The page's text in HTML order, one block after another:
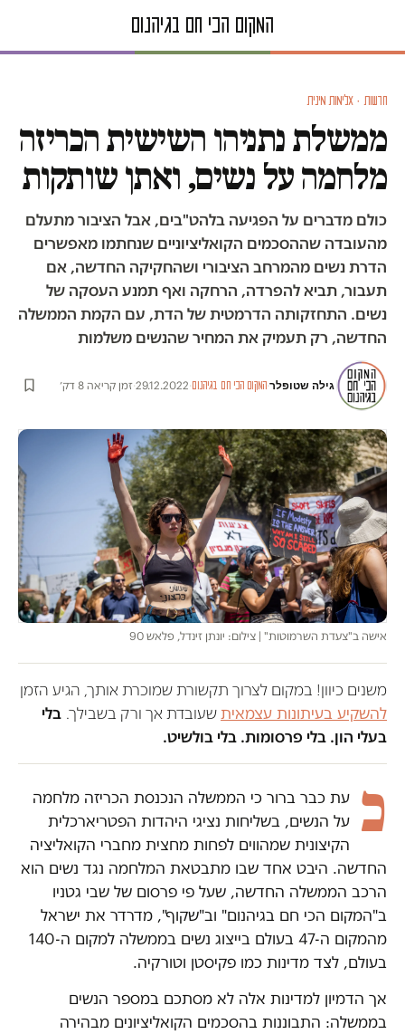
חדשות · אלימות מינית
ממשלת נתניהו השישית הכריזה
מלחמה על נשים, ואתן שותקות
כולם מדברים על הפגיעה בלהט"בים, אבל הציבור מתעלם
מהעובדה שההסכמים הקואליציוניים שנחתמו מאפשרים
הדרת נשים מהמרחב הציבורי ושהחקיקה החדשה, אם
תעבור, תביא להפרדה, הרחקה ואף תמנע העסקה של
נשים. התחזקותה הדרמטית של הדת, עם הקמת הממשלה
החדשה, רק תעמיק את המחיר שהנשים משלמות
גילה שטופלר·המקום הכי חם בגיהנום·
29.12.2022
·זמן קריאה 8 דק׳
אישה ב"צעדת השרמוטות" | צילום: יונתן זינדל, פלאש 90
משנים כיוון! במקום לצרוך תקשורת שמוכרת אותך, הגיע הזמן
להשקיע בעיתונות עצמאיתשעובדת אך ורק בשבילך. בלי
בעלי הון. בלי פרסומות. בלי בולשיט.
כ עת כבר ברור כי הממשלה הנכנסת הכריזה מלחמה
על הנשים, בשליחות נציגי היהדות הפטריארכלית
הקיצונית שמהווים לפחות מחצית מחברי הקואליציה
החדשה. היבט אחד שבו מתבטאת המלחמה נגד נשים הוא
הרכב הממשלה החדשה, שעל פי פרסום של שבי גטניו
ב"המקום הכי חם בגיהנום" וב"שקוף", מדרדר את ישראל
מהמקום ה-47 בעולם בייצוג נשים בממשלה למקום ה-140
בעולם, לצד מדינות כמו פקיסטן וטורקיה.
אך הדמיון למדינות אלה לא מסתכם במספר הנשים
בממשלה: התבוננות בהסכמים הקואליציונים מבהירה